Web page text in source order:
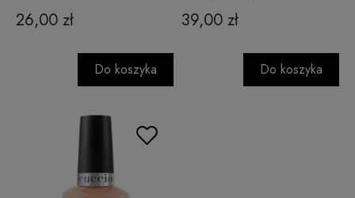
26,00 zł
Do koszyka
39,00 zł
Do koszyka